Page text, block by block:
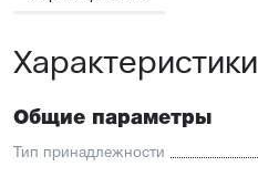
Характеристики
Общие параметры
Тип принадлежности